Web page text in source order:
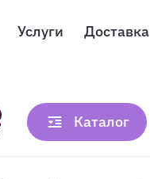
Услуги Доставка
Каталог